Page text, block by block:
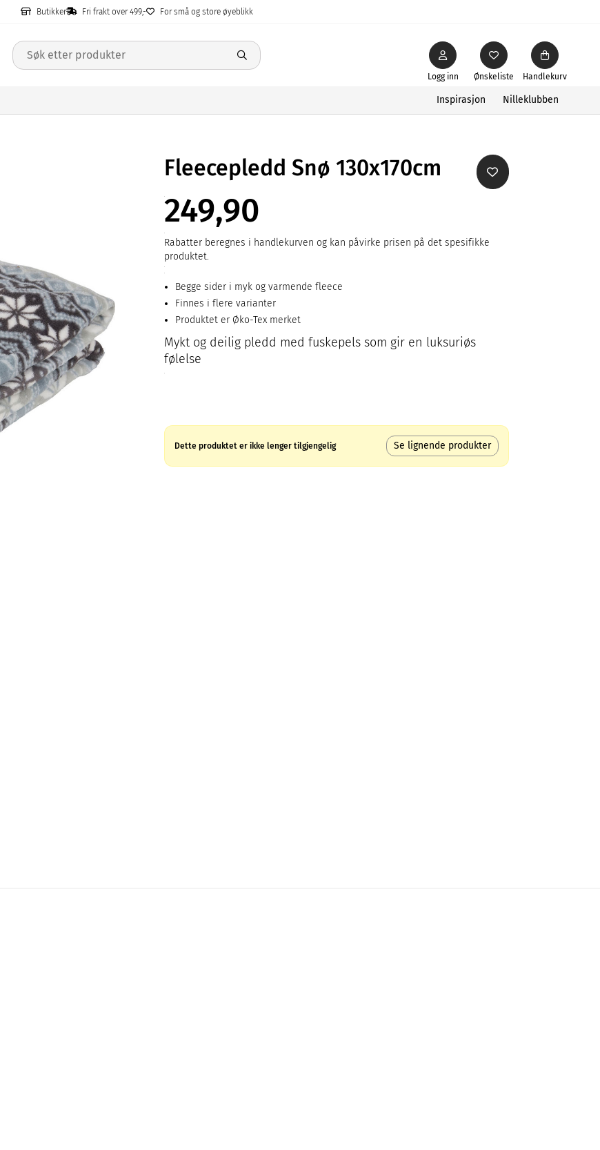
Butikker Fri frakt over 499,- For små og store øyeblikk
Ønskeliste
Logg inn Handlekurv
Inspirasjon Nilleklubben
Fleecepledd Snø 130x170cm
249,90
Rabatter beregnes i handlekurven og kan påvirke prisen på det spesifikke
produktet.
Begge sider i myk og varmende fleece
Finnes i flere varianter
Produktet er Øko-Tex merket
Mykt og deilig pledd med fuskepels som gir en luksuriøs
følelse
Dette produktet er ikke lenger tilgjengelig Se lignende produkter